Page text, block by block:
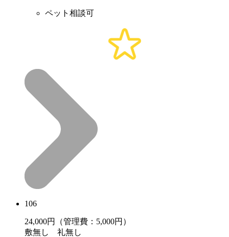
ペット相談可
106
24,000円（管理費：5,000円）
敷無し 礼無し